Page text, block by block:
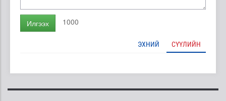
Илгээх 1000
ЭХНИЙ СҮҮЛИЙН